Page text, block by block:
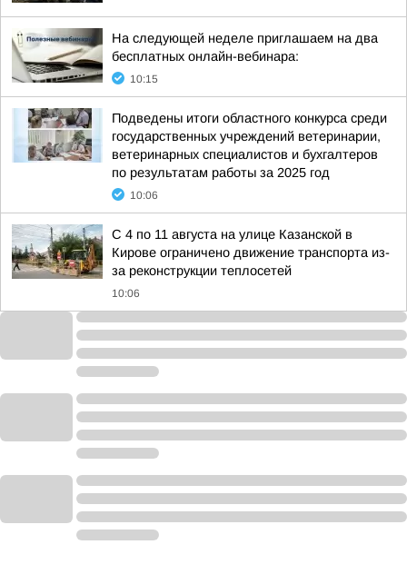
На следующей неделе приглашаем на два
бесплатных онлайн-вебинара:
10:15
Подведены итоги областного конкурса среди
государственных учреждений ветеринарии,
ветеринарных специалистов и бухгалтеров
по результатам работы за 2025 год
10:06
С 4 по 11 августа на улице Казанской в
Кирове ограничено движение транспорта из-
за реконструкции теплосетей
10:06